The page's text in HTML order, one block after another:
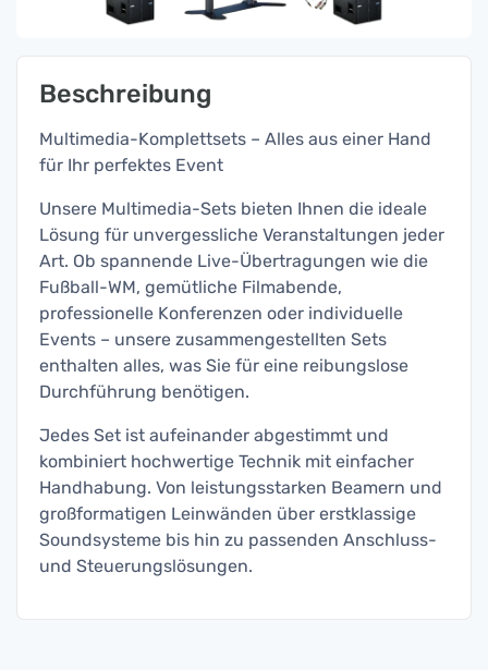
Beschreibung
Multimedia-Komplettsets – Alles aus einer Hand
für Ihr perfektes Event
Unsere Multimedia-Sets bieten Ihnen die ideale
Lösung für unvergessliche Veranstaltungen jeder
Art. Ob spannende Live-Übertragungen wie die
Fußball-WM, gemütliche Filmabende,
professionelle Konferenzen oder individuelle
Events – unsere zusammengestellten Sets
enthalten alles, was Sie für eine reibungslose
Durchführung benötigen.
Jedes Set ist aufeinander abgestimmt und
kombiniert hochwertige Technik mit einfacher
Handhabung. Von leistungsstarken Beamern und
großformatigen Leinwänden über erstklassige
Soundsysteme bis hin zu passenden Anschluss-
und Steuerungslösungen.